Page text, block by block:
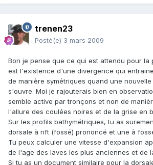
trenen23
Posté(e) 3 mars 2009
Bon je pense que ce qui est attendu pour la
est l'existence d'une divergence qui
de manière symétriques quand une
s'ouvre. Moi je rajouterais bien en
semble active par tronçons et non de
l'allure des coulées noires et de la grise en
Sur les profils bathymétriques, tu as
dorsale à rift (fossé) prononcé et une à
Tu peux calculer une vitesse d'expansion
de l'age des laves les plus anciennes et de
Si tu as un document similaire pour la